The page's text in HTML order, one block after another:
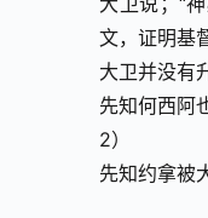
文，证明基
大卫并没有
先知何西阿
2）
先知约拿被